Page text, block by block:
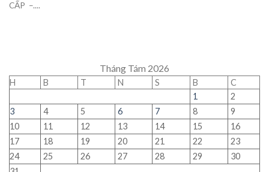
CẤP –....
Tháng Tám 2026
H B T N S B
C
1
2
3
4 5 6 7 8
9
10
11 12 13 14 15
16
17
18 19 20 21 22
23
24
25 26 27 28 29
30